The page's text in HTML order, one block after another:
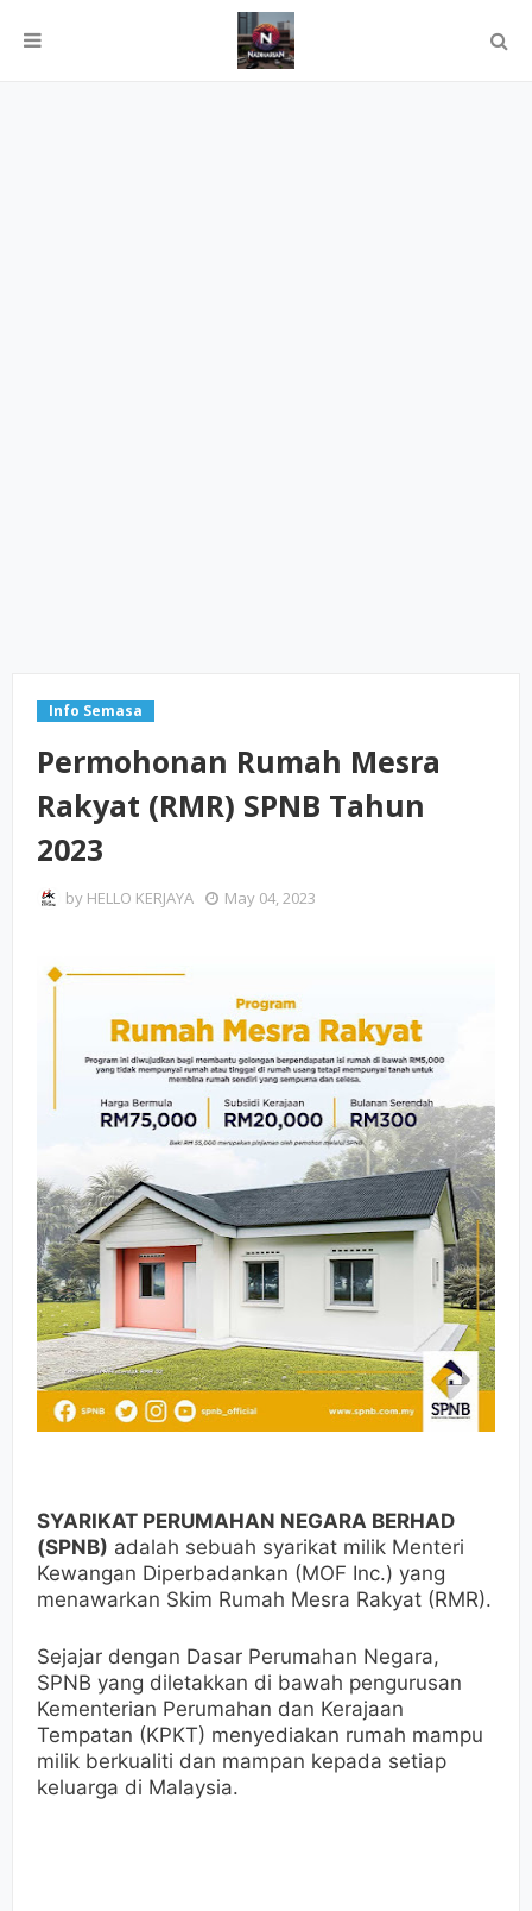
Info Semasa
Permohonan Rumah Mesra
Rakyat (RMR) SPNB Tahun
2023
by HELLO KERJAYA May 04, 2023
SYARIKAT PERUMAHAN NEGARA BERHAD
(SPNB) adalah sebuah syarikat milik Menteri
Kewangan Diperbadankan (MOF Inc.) yang
menawarkan Skim Rumah Mesra Rakyat (RMR).
Sejajar dengan Dasar Perumahan Negara,
SPNB yang diletakkan di bawah pengurusan
Kementerian Perumahan dan Kerajaan
Tempatan (KPKT) menyediakan rumah mampu
milik berkualiti dan mampan kepada setiap
keluarga di Malaysia.